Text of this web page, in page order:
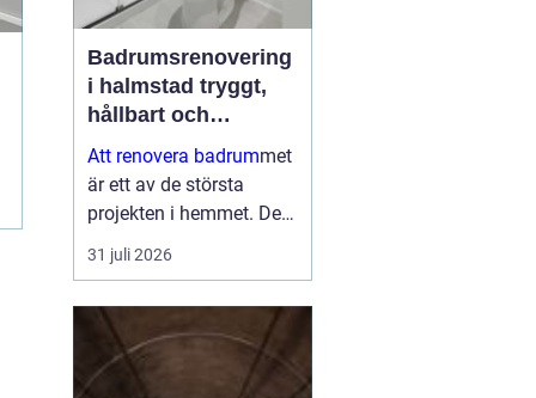
Badrumsrenovering
i halmstad tryggt,
hållbart och
genomtänkt
Att renovera badrummet
är ett av de största
projekten i hemmet. Det
påverkar både vardagen,
bostadens värde och
installationerna. När en
bostadsägare planerar
en bad...
31 juli 2026